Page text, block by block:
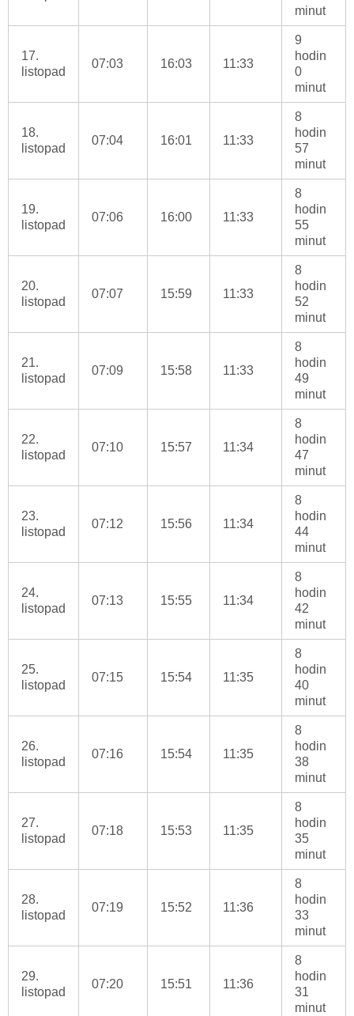
minut
17.
listopad
07:03 16:03 11:33
9
hodin
0
minut
18.
listopad
07:04 16:01 11:33
8
hodin
57
minut
19.
listopad
07:06 16:00 11:33
8
hodin
55
minut
20.
listopad
07:07 15:59 11:33
8
hodin
52
minut
21.
listopad
07:09 15:58 11:33
8
hodin
49
minut
22.
listopad
07:10 15:57 11:34
8
hodin
47
minut
23.
listopad
07:12 15:56 11:34
8
hodin
44
minut
24.
listopad
07:13 15:55 11:34
8
hodin
42
minut
25.
listopad
07:15 15:54 11:35
8
hodin
40
minut
26.
listopad
07:16 15:54 11:35
8
hodin
38
minut
27.
listopad
07:18 15:53 11:35
8
hodin
35
minut
28.
listopad
07:19 15:52 11:36
8
hodin
33
minut
29.
listopad
07:20 15:51 11:36
8
hodin
31
minut